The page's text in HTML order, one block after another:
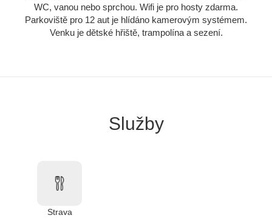
WC, vanou nebo sprchou. Wifi je pro hosty zdarma.
Parkoviště pro 12 aut je hlídáno kamerovým systémem.
Venku je dětské hřiště, trampolína a sezení.
Služby
Strava